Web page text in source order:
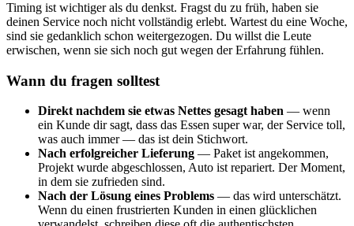
Timing ist wichtiger als du denkst. Fragst du zu früh, haben sie
deinen Service noch nicht vollständig erlebt. Wartest du eine Woche,
sind sie gedanklich schon weitergezogen. Du willst die Leute
erwischen, wenn sie sich noch gut wegen der Erfahrung fühlen.
Wann du fragen solltest
Direkt nachdem sie etwas Nettes gesagt haben — wenn
ein Kunde dir sagt, dass das Essen super war, der Service toll,
was auch immer — das ist dein Stichwort.
Nach erfolgreicher Lieferung — Paket ist angekommen,
Projekt wurde abgeschlossen, Auto ist repariert. Der Moment,
in dem sie zufrieden sind.
Nach der Lösung eines Problems — das wird unterschätzt.
Wenn du einen frustrierten Kunden in einen glücklichen